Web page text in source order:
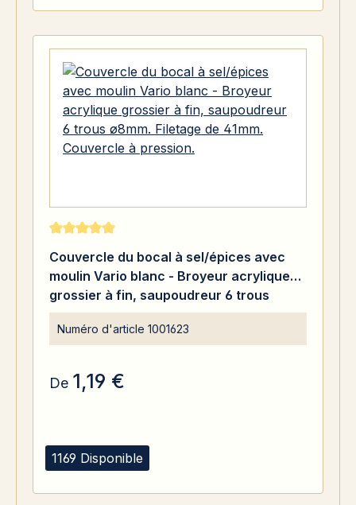
1169 Disponible
Note moyenne de 5 sur 5 étoiles
Couvercle du bocal à sel/épices avec
moulin Vario blanc - Broyeur acrylique
grossier à fin, saupoudreur 6 trous
ø8mm. Filetage de 41mm. Couvercle à
pression.
Numéro d'article 1001623
De 1,19 €